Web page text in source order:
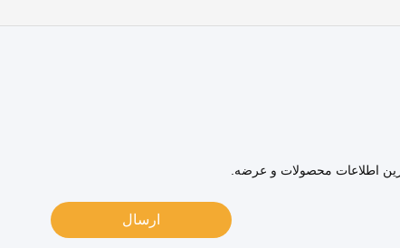
اطلاعات محصولات و عرضه.